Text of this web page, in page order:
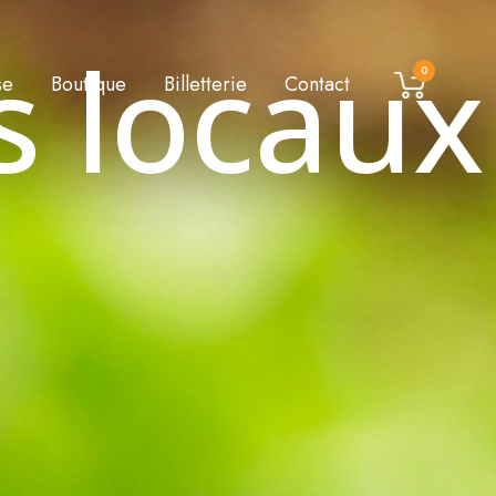
Boutique Billetterie Contact 0
locaux